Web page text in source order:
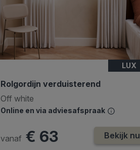
LUX
Rolgordijn verduisterend
Off white
Online en via adviesafspraak
vanaf € 63 Bekijk nu